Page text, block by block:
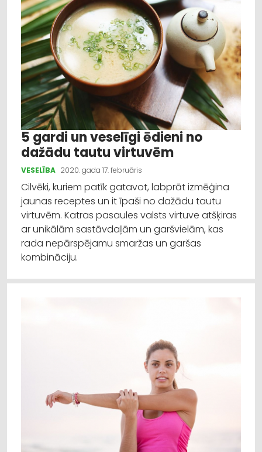
5 gardi un veselīgi ēdieni no
dažādu tautu virtuvēm
VESELĪBA 2020. gada 17. februāris
Cilvēki, kuriem patīk gatavot, labprāt izmēģina
jaunas receptes un it īpaši no dažādu tautu
virtuvēm. Katras pasaules valsts virtuve atšķiras
ar unikālām sastāvdaļām un garšvielām, kas
rada nepārspējamu smaržas un garšas
kombināciju.